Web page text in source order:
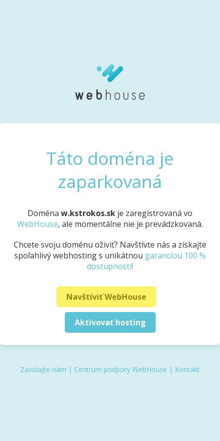
Táto doména je
zaparkovaná
Doména w.kstrokos.sk je zaregistrovaná vo
WebHouse, ale momentálne nie je prevádzkovaná.
Chcete svoju doménu oživiť? Navštívte nás a získajte
spoľahlivý webhosting s unikátnou garanciou 100 %
dostupnosti!
Navštíviť WebHouse
Aktivovať hosting
Zavolajte nám | Centrum podpory WebHouse | Kontakt